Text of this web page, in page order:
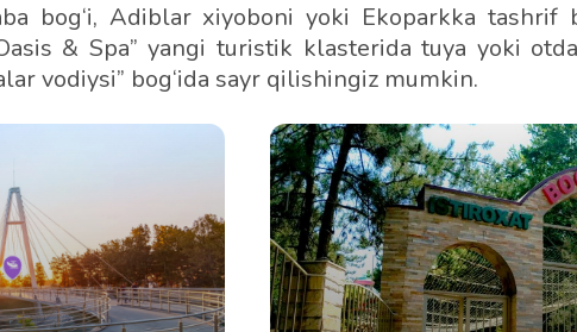
bog‘i, Adiblar xiyoboni yoki Ekoparkka tashrif
& Spa” yangi turistik klasterida tuya yoki
vodiysi” bog‘ida sayr qilishingiz mumkin.